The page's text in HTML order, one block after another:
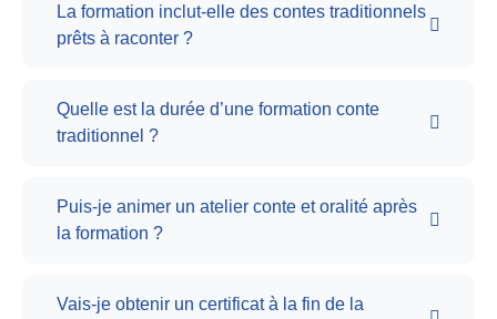
La formation inclut-elle des contes traditionnels
prêts à raconter ?
Quelle est la durée d’une formation conte
traditionnel ?
Puis-je animer un atelier conte et oralité après
la formation ?
Vais-je obtenir un certificat à la fin de la